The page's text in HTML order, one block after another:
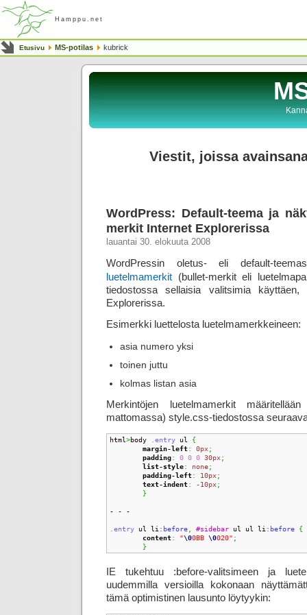
Hamppu.net
Etusivu MS-potilas kubrick
Viestit, joissa
WordPress: Default-teema ja
merkit Internet Explorerissa
lauantai 30. elokuuta 2008
WordPressin oletus- eli default-
luetelmamerkit (bullet-merkit eli
tiedostossa sellaisia valitsimia
Explorerissa.
Esimerkki luettelosta luetelmamerkkeineen:
asia numero yksi
toinen juttu
kolmas listan asia
Merkintöjen luetelmamerkit
mattomassa) style.css-tiedostossa
html>body .entry ul {
margin-left: 0px;
padding: 0 0 0 30px;
list-style: none;
padding-left: 10px;
text-indent: -10px;
}
- - -
.entry ul li :before #sidebar ul ul li :before {
content: "\00BB \0020" ;
}
IE tukehtuu :before-valitsimeen ja
uudemmilla versioilla kokonaan
tämä optimistinen lausunto löytyykin: